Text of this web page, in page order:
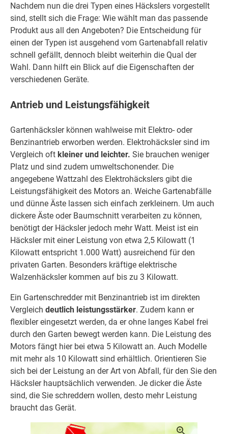
Nachdem nun die drei Typen eines Häckslers vorgestellt
sind, stellt sich die Frage: Wie wählt man das passende
Produkt aus all den Angeboten? Die Entscheidung für
einen der Typen ist ausgehend vom Gartenabfall relativ
schnell gefällt, dennoch bleibt weiterhin die Qual der
Wahl. Dann hilft ein Blick auf die Eigenschaften der
verschiedenen Geräte.
Antrieb und Leistungsfähigkeit
Gartenhäcksler können wahlweise mit Elektro- oder
Benzinantrieb erworben werden. Elektrohäcksler sind im
Vergleich oft kleiner und leichter. Sie brauchen weniger
Platz und sind zudem umweltschonender. Die
angegebene Wattzahl des Elektrohäckslers gibt die
Leistungsfähigkeit des Motors an. Weiche Gartenabfälle
und dünne Äste lassen sich einfach zerkleinern. Um auch
dickere Äste oder Baumschnitt verarbeiten zu können,
benötigt der Häcksler jedoch mehr Watt. Meist ist ein
Häcksler mit einer Leistung von etwa 2,5 Kilowatt (1
Kilowatt entspricht 1.000 Watt) ausreichend für den
privaten Garten. Besonders kräftige elektrische
Walzenhäcksler kommen auf bis zu 3 Kilowatt.
Ein Gartenschredder mit Benzinantrieb ist im direkten
Vergleich deutlich leistungsstärker. Zudem kann er
flexibler eingesetzt werden, da er ohne langes Kabel frei
durch den Garten bewegt werden kann. Die Leistung des
Motors fängt hier bei etwa 5 Kilowatt an. Auch Modelle
mit mehr als 10 Kilowatt sind erhältlich. Orientieren Sie
sich bei der Leistung an der Art von Abfall, für den Sie den
Häcksler hauptsächlich verwenden. Je dicker die Äste
sind, die Sie schreddern wollen, desto mehr Leistung
braucht das Gerät.